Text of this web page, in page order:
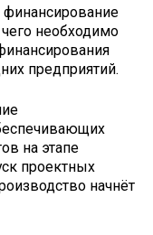
необходимо
предприятий.
на этапе
проектных
начнёт